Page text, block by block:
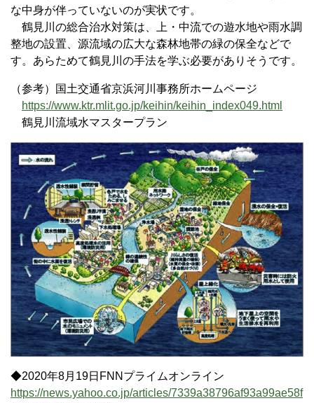
な中身が伴っていないのが実状です。
鶴見川の総合治水対策は、上・中流での遊水地や雨水調
整地の設置、源流域の広大な森林地帯の緑の保全などで
す。あらためて鶴見川の手法を学ぶ必要がありそうです。
（参考）国土交通省京浜河川事務所ホームページ
https://www.ktr.mlit.go.jp/keihin/keihin_index049.html
鶴見川流域水マスタープラン
◆2020年8月19日FNNプライムオンライン
https://news.yahoo.co.jp/articles/7339a38796af93a99ae58f